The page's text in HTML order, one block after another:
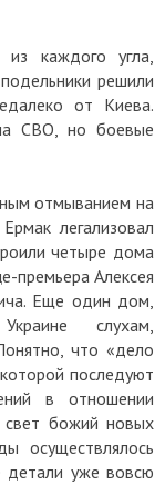
из каждого угла,
решили
от Киева.
СВО, но боевые
отмыванием на
легализовал
четыре дома
премьера Алексея
Еще один дом,
слухам,
что «дело
последуют
в отношении
свет божий новых
осуществлялось
детали уже вовсю